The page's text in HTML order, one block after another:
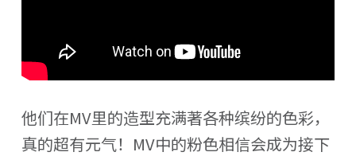
他们在MV里的造型充满著各种缤纷的色彩，
真的超有元气！MV中的粉色相信会成为接下